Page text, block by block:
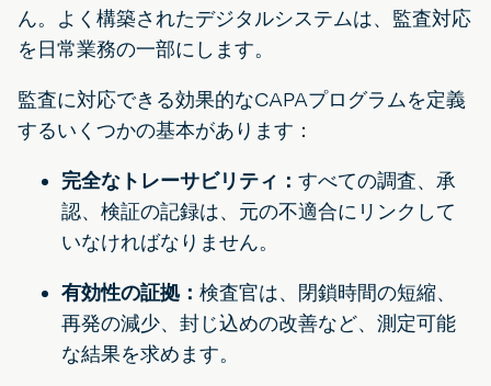
ん。よく構築されたデジタルシステムは、監査対応
を日常業務の一部にします。
監査に対応できる効果的なCAPAプログラムを定義
するいくつかの基本があります：
完全なトレーサビリティ： すべての調査、承
認、検証の記録は、元の不適合にリンクして
いなければなりません。
有効性の証拠： 検査官は、閉鎖時間の短縮、
再発の減少、封じ込めの改善など、測定可能
な結果を求めます。